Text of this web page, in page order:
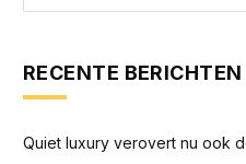
RECENTE BERICHTEN
Quiet luxury verovert nu ook